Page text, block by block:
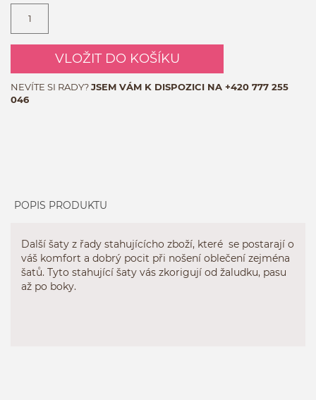
VLOŽIT DO KOŠÍKU
NEVÍTE SI RADY?JSEM VÁM K DISPOZICI NA +420 777 255
046
POPIS PRODUKTU
Další šaty z řady stahujícícho zboží, které se postarají o
váš komfort a dobrý pocit při nošení oblečení zejména
šatů. Tyto stahující šaty vás zkorigují od žaludku, pasu
až po boky.